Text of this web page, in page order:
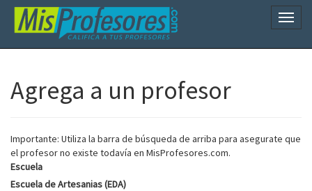
Agrega a un profesor
Importante: Utiliza la barra de búsqueda de arriba para asegurate que
el profesor no existe todavía en MisProfesores.com.
Escuela
Escuela de Artesanias (EDA)